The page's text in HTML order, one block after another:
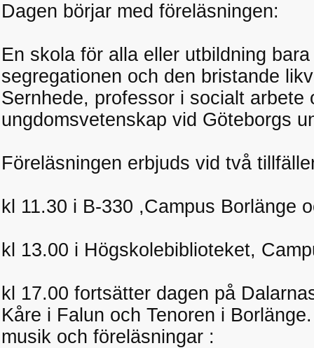
Dagen börjar med föreläsningen:
En skola för alla eller utbildning
segregationen och den bristande
Sernhede, professor i socialt arbete
ungdomsvetenskap vid Göteborgs
Föreläsningen erbjuds vid två
kl 11.30 i B-330 ,Campus Borlänge
kl 13.00 i Högskolebiblioteket,
kl 17.00 fortsätter dagen på
Kåre i Falun och Tenoren i
musik och föreläsningar :